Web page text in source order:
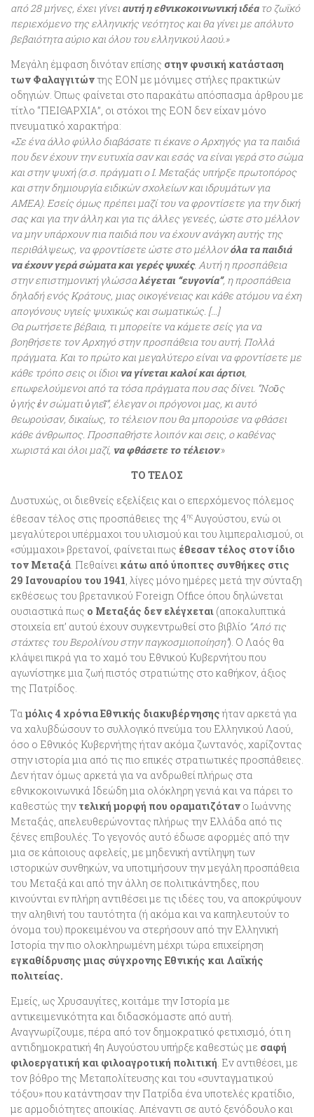
από 28 μήνες, έχει γίνει αυτή η εθνικοκοινωνική ιδέατο ζωϊκό
περιεχόμενο της ελληνικής νεότητος και θα γίνει με απόλυτο
βεβαιότητα αύριο και όλου του ελληνικού λαού.»
Μεγάλη έμφαση δινόταν επίσης στην φυσική κατάσταση
των Φαλαγγιτώντης ΕΟΝ με μόνιμες στήλες πρακτικών
οδηγιών. Όπως φαίνεται στο παρακάτω απόσπασμα άρθρου με
τίτλο “ΠΕΙΘΑΡΧΙΑ”, οι στόχοι της ΕΟΝ δεν είχαν μόνο
πνευματικό χαρακτήρα:
«Σε ένα άλλο φύλλο διαβάσατε τι έκανε ο Αρχηγός για τα παιδιά
που δεν έχουν την ευτυχία σαν και εσάς να είναι γερά στο σώμα
και στην ψυχή (σ.σ. πράγματι ο Ι. Μεταξάς υπήρξε πρωτοπόρος
και στην δημιουργία ειδικών σχολείων και ιδρυμάτων για
ΑΜΕΑ). Εσείς όμως πρέπει μαζί του να φροντίσετε για την δική
σας και για την άλλη και για τις άλλες γενεές, ώστε στο μέλλον
να μην υπάρχουν πια παιδιά που να έχουν ανάγκη αυτής της
περιθάλψεως, να φροντίσετε ώστε στο μέλλονόλα τα παιδιά
να έχουν γερά σώματα και γερές ψυχές. Αυτή η προσπάθεια
στην επιστημονική γλώσσαλέγεται “ευγονία”, η προσπάθεια
δηλαδή ενός Κράτους, μιας οικογένειας και κάθε ατόμου να έχη
απογόνους υγιείς ψυχικώς και σωματικώς. […]
Θα ρωτήσετε βέβαια, τι μπορείτε να κάμετε σείς για να
βοηθήσετε τον Αρχηγό στην προσπάθεια του αυτή. Πολλά
πράγματα. Και το πρώτο και μεγαλύτερο είναι να φροντίσετε με
κάθε τρόπο σεις οι ίδιοι να γίνεται καλοί και άρτιοι,
επωφελούμενοι από τα τόσα πράγματα που σας δίνει. “Νοῦς
ὑγιής ἐν σώματι ὑγιεῖ”, έλεγαν οι πρόγονοι μας, κι αυτό
θεωρούσαν, δικαίως, το τέλειον που θα μπορούσε να φθάσει
κάθε άνθρωπος. Προσπαθήστε λοιπόν και σεις, ο καθένας
χωριστά και όλοι μαζί, να φθάσετε το τέλειον.»
ΤΟ ΤΕΛΟΣ
Δυστυχώς, οι διεθνείς εξελίξεις και ο επερχόμενος πόλεμος
έθεσαν τέλος στις προσπάθειες της 4ηςΑυγούστου, ενώ οι
μεγαλύτεροι υπέρμαχοι του υλισμού και του λιμπεραλισμού, οι
«σύμμαχοι» βρετανοί, φαίνεται πως έθεσαν τέλος στον ίδιο
τον Μεταξά. Πεθαίνει κάτω από ύποπτες συνθήκες στις
29 Ιανουαρίου του 1941, λίγες μόνο ημέρες μετά την σύνταξη
εκθέσεως του βρετανικού Foreign Office όπου δηλώνεται
ουσιαστικά πως ο Μεταξάς δεν ελέγχεται (αποκαλυπτικά
στοιχεία επ’ αυτού έχουν συγκεντρωθεί στο βιβλίο “Από τις
στάχτες του Βερολίνου στην παγκοσμιοποίηση”). Ο Λαός θα
κλάψει πικρά για το χαμό του Εθνικού Κυβερνήτου που
αγωνίστηκε μια ζωή πιστός στρατιώτης στο καθήκον, άξιος
της Πατρίδος.
Τα μόλις 4 χρόνια Εθνικής διακυβέρνησηςήταν αρκετά για
να χαλυβδώσουν το συλλογικό πνεύμα του Ελληνικού Λαού,
όσο ο Εθνικός Κυβερνήτης ήταν ακόμα ζωντανός, χαρίζοντας
στην ιστορία μια από τις πιο επικές στρατιωτικές προσπάθειες.
Δεν ήταν όμως αρκετά για να ανδρωθεί πλήρως στα
εθνικοκοινωνικά Ιδεώδη μια ολόκληρη γενιά και να πάρει το
καθεστώς την τελική μορφή που οραματιζόταν ο Ιωάννης
Μεταξάς, απελευθερώνοντας πλήρως την Ελλάδα από τις
ξένες επιβουλές. Το γεγονός αυτό έδωσε αφορμές από την
μια σε κάποιους αφελείς, με μηδενική αντίληψη των
ιστορικών συνθηκών, να υποτιμήσουν την μεγάλη προσπάθεια
του Μεταξά και από την άλλη σε πολιτικάντηδες, που
κινούνται εν πλήρη αντιθέσει με τις ιδέες του, να αποκρύψουν
την αληθινή του ταυτότητα (ή ακόμα και να καπηλευτούν το
όνομα του) προκειμένου να στερήσουν από την Ελληνική
Ιστορία την πιο ολοκληρωμένη μέχρι τώρα επιχείρηση
εγκαθίδρυσης μιας σύγχρονης Εθνικής και Λαϊκής
πολιτείας.
Εμείς, ως Χρυσαυγίτες, κοιτάμε την Ιστορία με
αντικειμενικότητα και διδασκόμαστε από αυτή.
Αναγνωρίζουμε, πέρα από τον δημοκρατικό φετιχισμό, ότι η
αντιδημοκρατική 4η Αυγούστου υπήρξε καθεστώς με σαφή
φιλοεργατική και φιλοαγροτική πολιτική. Εν αντιθέσει, με
τον βόθρο της Μεταπολίτευσης και του «συνταγματικού
τόξου» που κατάντησαν την Πατρίδα ένα υποτελές κρατίδιο,
με αρμοδιότητες αποικίας. Απέναντι σε αυτό ξενόδουλο και